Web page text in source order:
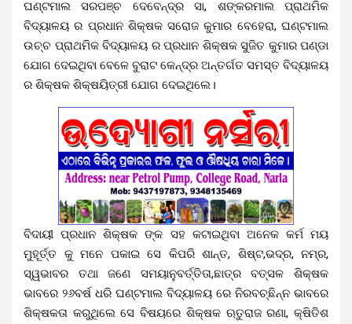
ଘଣ୍ଟମାଲ ସରପଞ୍ଚ ଦେବେନ୍ଦ୍ର ସା, ଶଙ୍କରମାଲ ପ୍ରାଥମିକ
ବିଦ୍ୟାଳୟ ର ପ୍ରଧାନ ଶିକ୍ଷକ ସରୋଜ କୁମାର ବେହେରା, ଘଣ୍ଟମାଲ
ଉଚ୍ଚ ପ୍ରାଥମିକ ବିଦ୍ୟାଳୟ ର ପ୍ରଧାନ ଶିକ୍ଷକ ସୁଜିତ କୁମାର ପଣ୍ଡା
ଯୋଗ ଦେଇଥିବା ବେଳେ ବୁରାଟ କେନ୍ଦ୍ର ଅନ୍ତର୍ଗତ ସମସ୍ତ ବିଦ୍ୟାଳୟ
ର ଶିକ୍ଷକ ଶିକ୍ଷୟିତ୍ରୀ ଯୋଗ ଦେଇଥିଲେ।
ବିଦାୟୀ ପ୍ରଧାନ ଶିକ୍ଷକ ଙ୍କ ସହ କଟାଇଥିବା ଅନେକ କର୍ମ ମୟ
ମୁହୂର୍ତ୍ତ କୁ ମନେ ପକାଇ ସେ କିପରି ଶାନ୍ତ, ଶିଷ୍ଟ,ଭଦ୍ର, ନମ୍ର,
ସ୍ୱଭାବର ତଥା ଜଣେ ସମୟାନୁବର୍ତ୍ତିତା,ଛାତ୍ର ବତ୍ସଳ ଶିକ୍ଷକ
ଭାବରେ ୨୬ବର୍ଷ ଧରି ଘଣ୍ଟମାଲ ବିଦ୍ୟାଳୟ ରେ ନିରବଚ୍ଛିନ୍ନ ଭାବରେ
ଶିକ୍ଷକତା କରୁଥିଲେ ସେ ବିଷୟରେ ଶିକ୍ଷକ ଋତୁରାଜ ରଣା, କ୍ଷିତିଶ